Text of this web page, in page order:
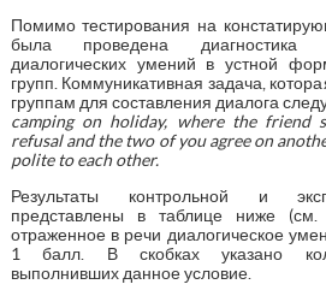
Помимо тестирования на
была проведена диагностика
диалогических умений в устной
групп. Коммуникативная задача,
группам для составления диалога
camping on holiday, where the friend
refusal and the two of you agree on
polite to each other.
Результаты контрольной и
представлены в таблице ниже
отраженное в речи диалогическое
1 балл. В скобках указано
выполнивших данное условие.